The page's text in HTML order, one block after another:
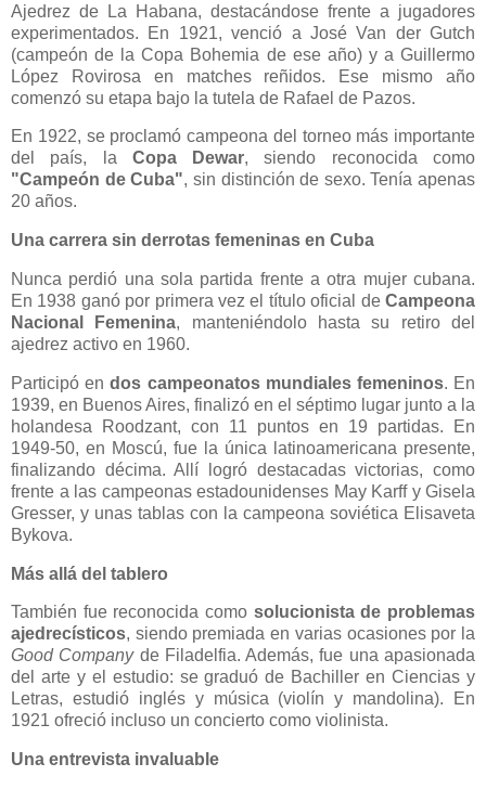
Ajedrez de La Habana, destacándose frente a jugadores
experimentados. En 1921, venció a José Van der Gutch
(campeón de la Copa Bohemia de ese año) y a Guillermo
López Rovirosa en matches reñidos. Ese mismo año
comenzó su etapa bajo la tutela de Rafael de Pazos.
En 1922, se proclamó campeona del torneo más importante
del país, la Copa Dewar, siendo reconocida como
"Campeón de Cuba", sin distinción de sexo. Tenía apenas
20 años.
Una carrera sin derrotas femeninas en Cuba
Nunca perdió una sola partida frente a otra mujer cubana.
En 1938 ganó por primera vez el título oficial de Campeona
Nacional Femenina, manteniéndolo hasta su retiro del
ajedrez activo en 1960.
Participó endos campeonatos mundiales femeninos. En
1939, en Buenos Aires, finalizó en el séptimo lugar junto a la
holandesa Roodzant, con 11 puntos en 19 partidas. En
1949-50, en Moscú, fue la única latinoamericana presente,
finalizando décima. Allí logró destacadas victorias, como
frente a las campeonas estadounidenses May Karff y Gisela
Gresser, y unas tablas con la campeona soviética Elisaveta
Bykova.
Más allá del tablero
También fue reconocida como solucionista de problemas
ajedrecísticos, siendo premiada en varias ocasiones por la
Good Companyde Filadelfia. Además, fue una apasionada
del arte y el estudio: se graduó de Bachiller en Ciencias y
Letras, estudió inglés y música (violín y mandolina). En
1921 ofreció incluso un concierto como violinista.
Una entrevista invaluable